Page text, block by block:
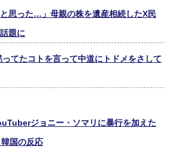
と思った…」母親の株を遺産相続したX民
題に
てたコトを言って中道にトドメをさして
ジョニー・ソマリに暴行を加えた
国の反応